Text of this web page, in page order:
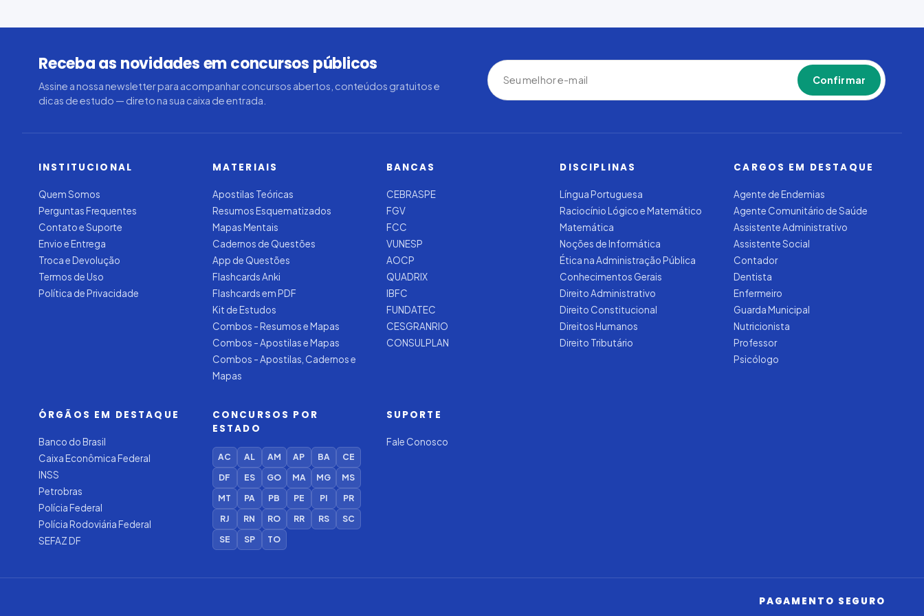
Receba as novidades em concursos públicos
Assine a nossa newsletter para acompanhar concursos abertos, conteúdos gratuitos e
dicas de estudo — direto na sua caixa de entrada.
Confirmar
INSTITUCIONAL
Quem Somos
Perguntas Frequentes
Contato e Suporte
Envio e Entrega
Troca e Devolução
Termos de Uso
Política de Privacidade
MATERIAIS
Apostilas Teóricas
Resumos Esquematizados
Mapas Mentais
Cadernos de Questões
App de Questões
Flashcards Anki
Flashcards em PDF
Kit de Estudos
Combos - Resumos e Mapas
Combos - Apostilas e Mapas
Combos - Apostilas, Cadernos e
Mapas
BANCAS
CEBRASPE
FGV
FCC
VUNESP
AOCP
QUADRIX
IBFC
FUNDATEC
CESGRANRIO
CONSULPLAN
DISCIPLINAS
Língua Portuguesa
Raciocínio Lógico e Matemático
Matemática
Noções de Informática
Ética na Administração Pública
Conhecimentos Gerais
Direito Administrativo
Direito Constitucional
Direitos Humanos
Direito Tributário
CARGOS EM DESTAQUE
Agente de Endemias
Agente Comunitário de Saúde
Assistente Administrativo
Assistente Social
Contador
Dentista
Enfermeiro
Guarda Municipal
Nutricionista
Professor
Psicólogo
ÓRGÃOS EM DESTAQUE
Banco do Brasil
Caixa Econômica Federal
INSS
Petrobras
Polícia Federal
Polícia Rodoviária Federal
SEFAZ DF
CONCURSOS POR
ESTADO
AC AL AM AP BA
CE
DF
ES GO MA MG
MS
MT
PA PB PE PI
PR
RJ
RN RO RR RS
SC
SE
SP TO
SUPORTE
Fale Conosco
PAGAMENTO SEGURO